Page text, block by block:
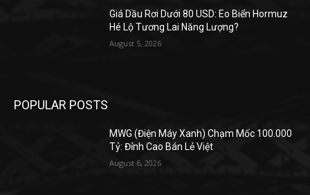
Giá Dầu Rơi Dưới 80 USD: Eo Biển Hormuz
Hé Lộ Tương Lai Năng Lượng?
August 5, 2026
POPULAR POSTS
MWG (Điện Máy Xanh) Chạm Mốc 100.000
Tỷ: Đỉnh Cao Bán Lẻ Việt
August 6, 2026